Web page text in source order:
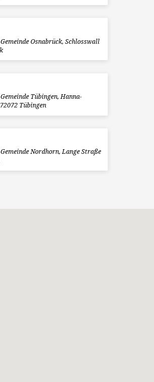
Gemeinde Osnabrück, Schlosswall
Tübingen, Hanna-
Tübingen
Gemeinde Nordhorn, Lange Straße